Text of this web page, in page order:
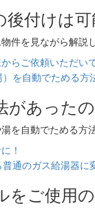
付けは可
件を見ながら解説
らご依頼いただい
があった
を自動でためる方
！
をご使用